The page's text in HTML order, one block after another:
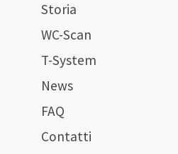
Storia
WC-Scan
T-System
News
FAQ
Contatti